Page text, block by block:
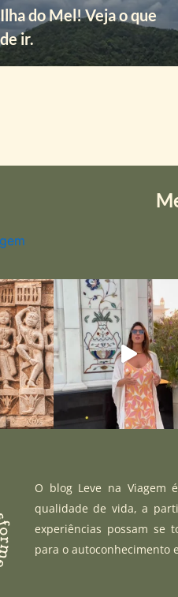
do Mel! Veja o que
ir.
O blog Leve na Viagem
qualidade de vida, a
experiências possam se
para o autoconhecimento